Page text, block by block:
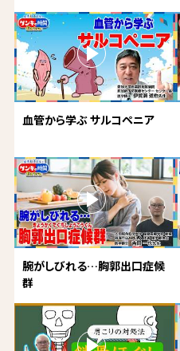
血管から学ぶ サルコペニア
腕がしびれる…胸郭出口症候
群